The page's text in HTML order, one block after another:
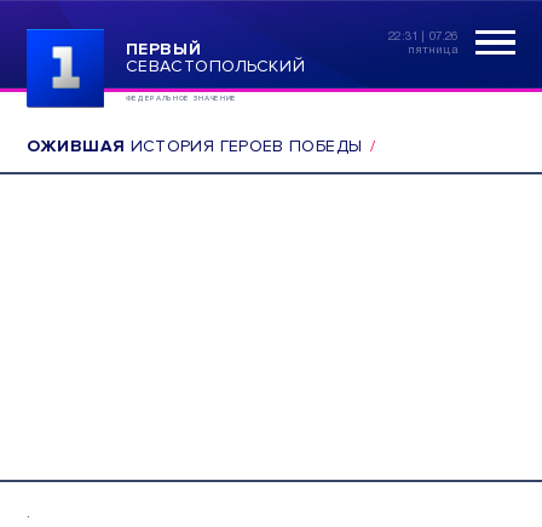
ПЕРВЫЙ
СЕВАСТОПОЛЬСКИЙ
ФЕДЕРАЛЬНОЕ ЗНАЧЕНИЕ
22:31 | 07.26
пятница
ОЖИВШАЯ ИСТОРИЯ ГЕРОЕВ ПОБЕДЫ
.